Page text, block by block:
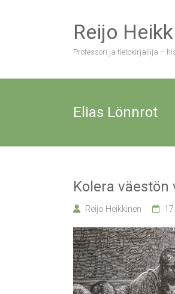
Reijo
Professori ja tietokirjailija –
Elias Lönnrot
Kolera
Reijo Heikkinen